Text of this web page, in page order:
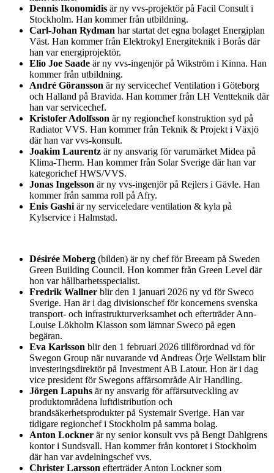
Dennis Ikonomidis är ny vvs-projektör på Facil Consult i
Stockholm. Han kommer från utbildning.
Carl-Johan Rydman har startat det egna bolaget Energiplan
Väst. Han kommer från Elektrokyl Energiteknik i Borås där
han var energiprojektör.
Elio Joe Saade är ny vvs-ingenjör på Wikström i Kinna. Han
kommer från utbildning.
André Göransson är ny servicechef Ventilation i Göteborg
och Halland på Bravida. Han kommer från LH Ventteknik där
han var servicechef.
Kristofer Adolfsson är ny regionchef konstruktion syd på
Radiator VVS. Han kommer från Teknik & Projekt i Växjö
där han var vvs-konsult.
Joakim Laurentz är ny ansvarig för varumärket Midea på
Klima-Therm. Han kommer från Solar Sverige där han var
kategorichef HWS/VVS.
Jonas Ingelsson är ny vvs-ingenjör på Rejlers i Gävle. Han
kommer från samma roll på Afry.
Enis Gashi är ny serviceledare ventilation & kyla på
Kylservice i Halmstad.
Désirée Moberg (bilden) är ny chef för Breeam på Sweden
Green Building Council. Hon kommer från Green Level där
hon var hållbarhetsspecialist.
Fredrik Wallner blir den 1 januari 2026 ny vd för Sweco
Sverige. Han är i dag divisionschef för koncernens svenska
transport- och infrastrukturverksamhet och efterträder Ann-
Louise Lökholm Klasson som lämnar Sweco på egen
begäran.
Eva Karlsson blir den 1 februari 2026 tillförordnad vd för
Swegon Group när nuvarande vd Andreas Örje Wellstam blir
investeringsdirektör på Investment AB Latour. Hon är i dag
vice president för Swegons affärsområde Air Handling.
Jörgen Lapuhs är ny ansvarig för affärsutveckling av
produktområdena luftdistribution och
brandsäkerhetsprodukter på Systemair Sverige. Han var
tidigare regionchef i Stockholm på samma bolag.
Anton Lockner är ny senior konsult vvs på Bengt Dahlgrens
kontor i Sundsvall. Han kommer från kontoret i Stockholm
där han var avdelningschef vvs.
Christer Larsson efterträder Anton Lockner som